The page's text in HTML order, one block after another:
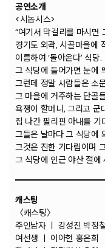
공연소개
<시놉시스>
“여기서 막걸리를 마시면
경기도 외곽, 시골마을에
이름하여 ‘돌아온다’ 식당.
그 식당에 들어가면 눈에
그런데 정말 사람들은 소
그 마을에 거주하는 단골
욕쟁이 할머니, 그리고 군
집 나간 필리핀 아내를 기
그들은 날마다 그 식당에
그것은 진한 기다림이며
그 식당에 인근 야산 절
캐스팅
〈캐스팅〉
주인남자 ㅣ 강성진 박정
여선생 ㅣ 이아현 홍은희